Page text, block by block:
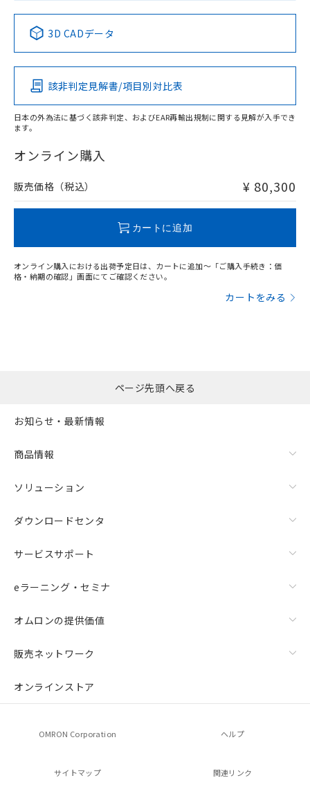
3D CADデータ
該非判定見解書/項目別対比表
日本の外為法に基づく該非判定、およびEAR再輸出規制に関する見解が入手でき
ます。
オンライン購入
販売価格（税込） ¥ 80,300
カートに追加
オンライン購入における出荷予定日は、カートに追加～「ご購入手続き：価
格・納期の確認」画面にてご確認ください。
カートをみる
既に当社にて対応品への在庫切替を完了
していることから、特段のことがない限
り、2022年1月12日より割愛しておりま
す。
ページ先頭へ戻る
お知らせ・最新情報
商品情報
ソリューション
ダウンロードセンタ
サービスサポート
eラーニング・セミナ
オムロンの提供価値
販売ネットワーク
オンラインストア
OMRON Corporation ヘルプ
サイトマップ 関連リンク